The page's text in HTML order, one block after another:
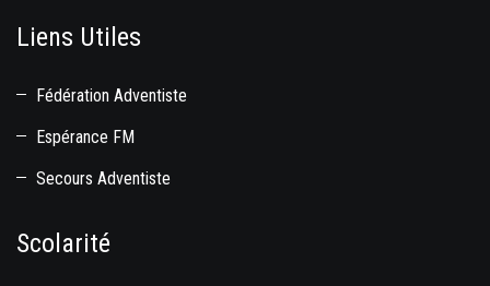
Liens Utiles
Fédération Adventiste
Espérance FM
Secours Adventiste
Scolarité